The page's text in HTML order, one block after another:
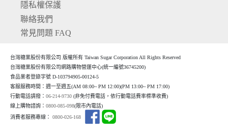
隱私權保護
聯絡我們
常見問題 FAQ
台灣糖業股份有限公司 版權所有 Taiwan Sugar Corporation All Rights Reserved
台灣糖業股份有限公司網路購物營運中心(統一編號36745200)
食品業者登錄字號 D-103794905-00124-5
客服服務時間：週一至週五(AM 08:00~ PM 12:00)(PM 13:00~ PM 17:00)
行動電話請撥：06-214-9730 (非免付費電話，依行動電話費率標準收費)
線上購物諮詢：0800-085-098(限市內電話)
消費者服務專線：0800-026-168